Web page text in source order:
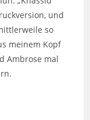
und
so
meinem Kopf
Ambrose mal